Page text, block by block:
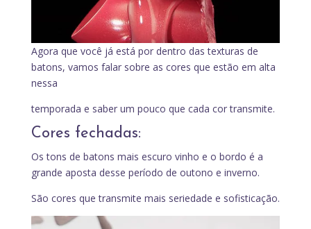
Agora que você já está por dentro das texturas de
batons, vamos falar sobre as cores que estão em alta
nessa
temporada e saber um pouco que cada cor transmite.
Cores fechadas:
Os tons de batons mais escuro vinho e o bordo é a
grande aposta desse período de outono e inverno.
São cores que transmite mais seriedade e sofisticação.